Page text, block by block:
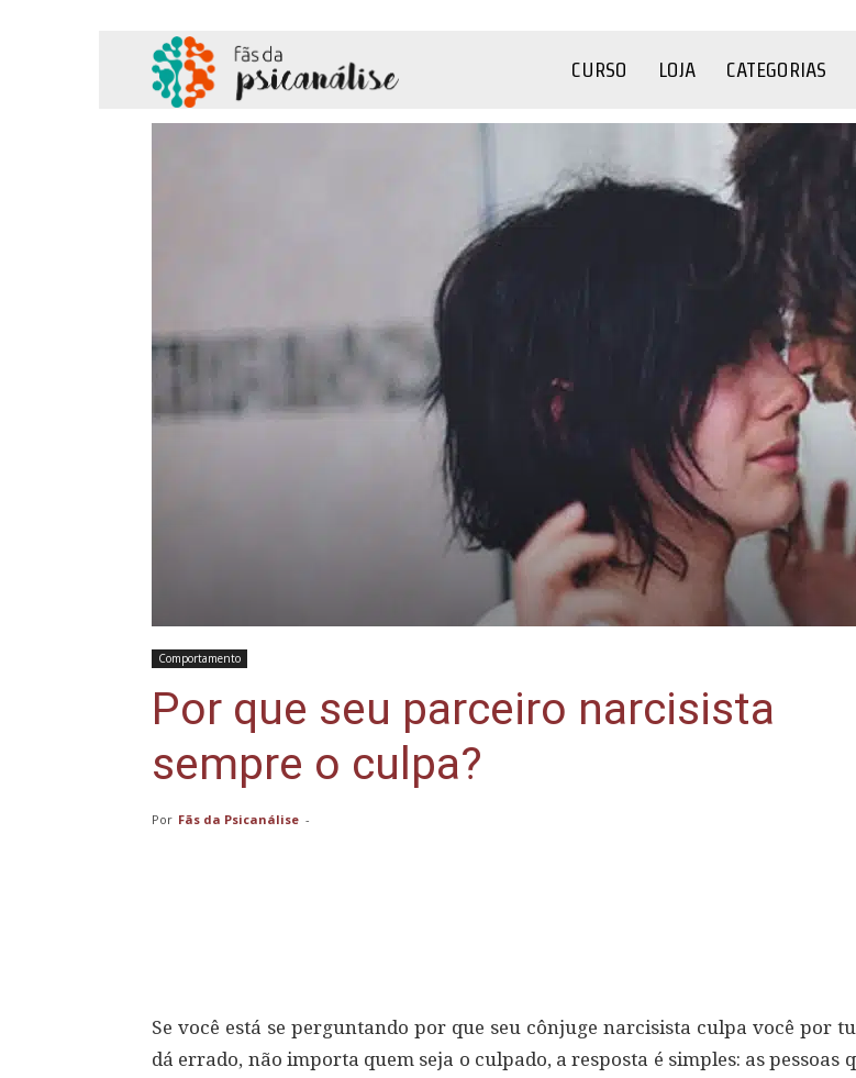
CURSO LOJA CATEGORIAS
Comportamento
Por que seu parceiro narcisista
sempre o culpa?
Por Fãs da Psicanálise -
Se você está se perguntando por que seu cônjuge narcisista culpa você por
dá errado, não importa quem seja o culpado, a resposta é simples: as pessoas